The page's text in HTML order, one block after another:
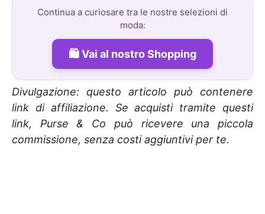
Continua a curiosare tra le nostre selezioni di
moda:
Vai al nostro Shopping
Divulgazione: questo articolo può contenere
link di affiliazione. Se acquisti tramite questi
link, Purse & Co può ricevere una piccola
commissione, senza costi aggiuntivi per te.